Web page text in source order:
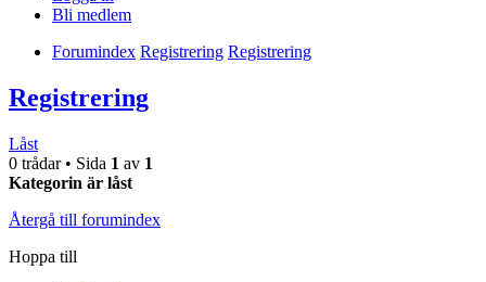
Bli medlem
Forumindex Registrering Registrering
Registrering
Låst
0 trådar • Sida 1 av 1
Kategorin är låst
Återgå till forumindex
Hoppa till